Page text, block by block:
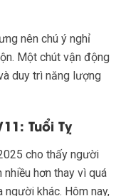
nên chú ý nghỉ
Một chút vận động
duy trì năng lượng
Tuổi Tỵ
cho thấy người
hơn thay vì quá
người khác. Hôm nay,